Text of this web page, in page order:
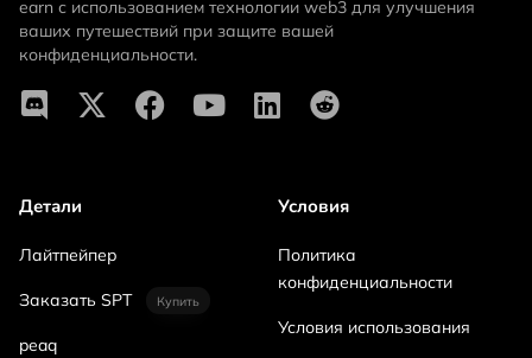
earn с использованием технологии web3 для улучшения
ваших путешествий при защите вашей
конфиденциальности.
Детали
Лайтпейпер
Заказать SPT Купить
peaq
Условия
Политика
конфиденциальности
Условия использования